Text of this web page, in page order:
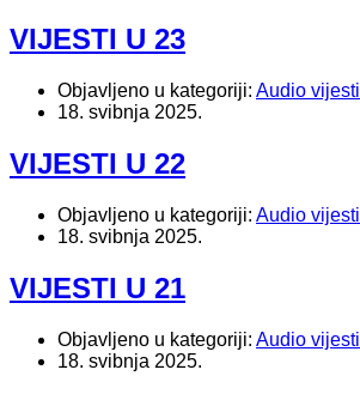
VIJESTI U 23
Objavljeno u kategoriji: Audio vijesti
18. svibnja 2025.
VIJESTI U 22
Objavljeno u kategoriji: Audio vijesti
18. svibnja 2025.
VIJESTI U 21
Objavljeno u kategoriji: Audio vijesti
18. svibnja 2025.